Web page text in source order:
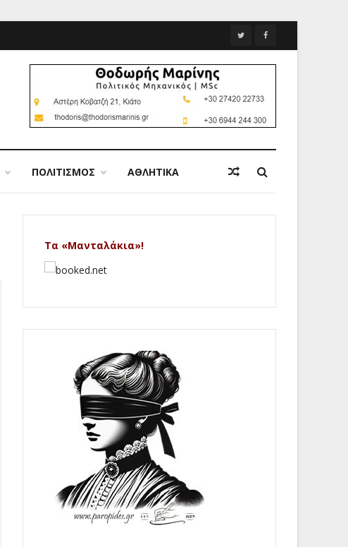
ΠΟΛΙΤΙΣΜΟΣ ΑΘΛΗΤΙΚΑ
Τα «Μανταλάκια»!